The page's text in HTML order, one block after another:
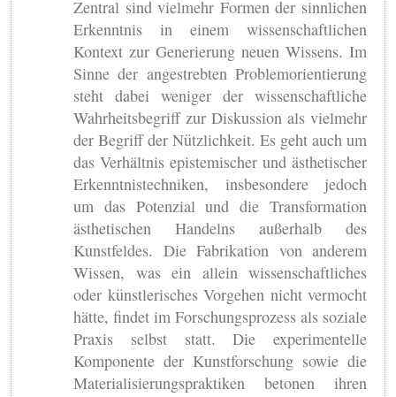
Zentral sind vielmehr Formen der sinnlichen
Erkenntnis in einem wissenschaftlichen
Kontext zur Generierung neuen Wissens. Im
Sinne der angestrebten Problemorientierung
steht dabei weniger der wissenschaftliche
Wahrheitsbegriff zur Diskussion als vielmehr
der Begriff der Nützlichkeit. Es geht auch um
das Verhältnis epistemischer und ästhetischer
Erkenntnistechniken, insbesondere jedoch
um das Potenzial und die Transformation
ästhetischen Handelns außerhalb des
Kunstfeldes. Die Fabrikation von anderem
Wissen, was ein allein wissenschaftliches
oder künstlerisches Vorgehen nicht vermocht
hätte, findet im Forschungsprozess als soziale
Praxis selbst statt. Die experimentelle
Komponente der Kunstforschung sowie die
Materialisierungspraktiken betonen ihren